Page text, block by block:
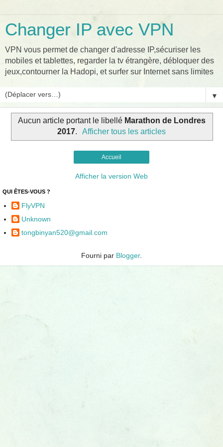
Changer IP avec VPN
VPN vous permet de changer d'adresse IP,sécuriser les
mobiles et tablettes, regarder la tv étrangère, débloquer des
jeux,contourner la Hadopi, et surfer sur Internet sans limites
▼
Aucun article portant le libellé Marathon de Londres
2017. Afficher tous les articles
Accueil
Afficher la version Web
QUI ÊTES-VOUS ?
FlyVPN
Unknown
tongbinyan520@gmail.com
Fourni par Blogger.